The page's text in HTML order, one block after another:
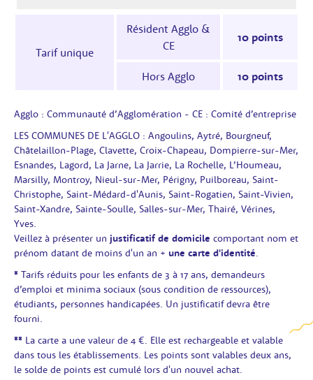
Tarifs - Centres aquatiques Palmilud et
Tarif unique
Résident Agglo &
CE
10 points
Hors Agglo 10 points
Agglo : Communauté d’Agglomération - CE : Comité d’entreprise
LES COMMUNES DE L'AGGLO : Angoulins, Aytré, Bourgneuf,
Châtelaillon-Plage, Clavette, Croix-Chapeau, Dompierre-sur-Mer,
Esnandes, Lagord, La Jarne, La Jarrie, La Rochelle, L’Houmeau,
Marsilly, Montroy, Nieul-sur-Mer, Périgny, Puilboreau, Saint-
Christophe, Saint-Médard-d'Aunis, Saint-Rogatien, Saint-Vivien,
Saint-Xandre, Sainte-Soulle, Salles-sur-Mer, Thairé, Vérines,
Yves.
Veillez à présenter un justificatif de domicile comportant nom et
prénom datant de moins d'un an + une carte d'identité.
* Tarifs réduits pour les enfants de 3 à 17 ans, demandeurs
d’emploi et minima sociaux (sous condition de ressources),
étudiants, personnes handicapées. Un justificatif devra être
fourni.
** La carte a une valeur de 4 €. Elle est rechargeable et valable
dans tous les établissements. Les points sont valables deux ans,
le solde de points est cumulé lors d'un nouvel achat.